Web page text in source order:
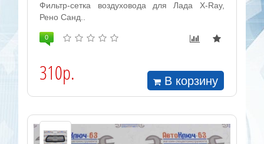
Фильтр-сетка воздуховода для Лада X-Ray,
Рено Санд..
0
310р. В корзину